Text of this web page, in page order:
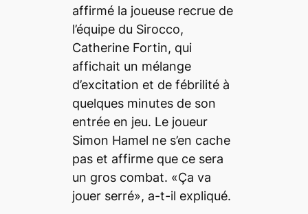
affirmé la joueuse recrue de
l’équipe du Sirocco,
Catherine Fortin, qui
affichait un mélange
d’excitation et de fébrilité à
quelques minutes de son
entrée en jeu. Le joueur
Simon Hamel ne s’en cache
pas et affirme que ce sera
un gros combat. «Ça va
jouer serré», a-t-il expliqué.